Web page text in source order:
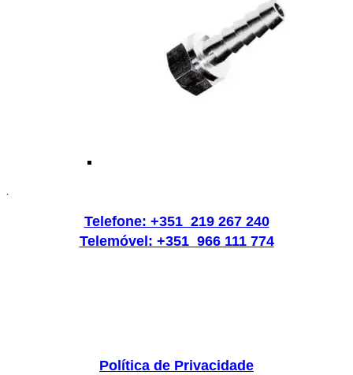
.
Telefone: +351 219 267 240
Telemóvel: +351 966 111 774
Política de Privacidade